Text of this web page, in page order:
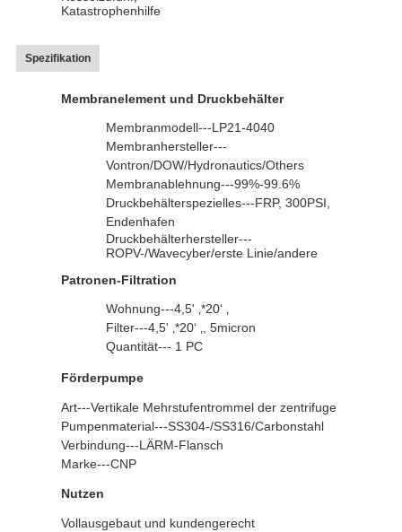
Katastrophenhilfe
Spezifikation
Membranelement und Druckbehälter
Membranmodell---LP21-4040
Membranhersteller---
Vontron/DOW/Hydronautics/Others
Membranablehnung---99%-99.6%
Druckbehälterspezielles---FRP, 300PSI,
Endenhafen
Druckbehälterhersteller---
ROPV-/Wavecyber/erste Linie/andere
Patronen-Filtration
Wohnung---4,5' ‚*20‘ ‚
Filter---4,5' ‚*20‘ ‚, 5micron
Quantität--- 1 PC
Förderpumpe
Art---Vertikale Mehrstufentrommel der zentrifuge
Pumpenmaterial---SS304-/SS316/Carbonstahl
Verbindung---LÄRM-Flansch
Marke---CNP
Nutzen
Vollausgebaut und kundengerecht